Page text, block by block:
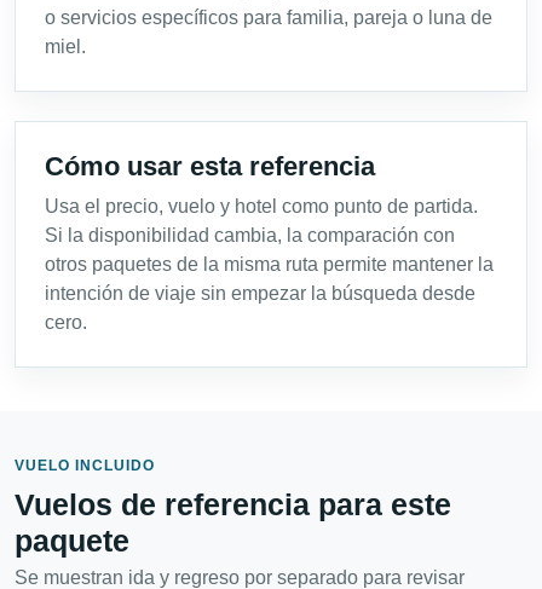
o servicios específicos para familia, pareja o luna de
miel.
Cómo usar esta referencia
Usa el precio, vuelo y hotel como punto de partida.
Si la disponibilidad cambia, la comparación con
otros paquetes de la misma ruta permite mantener la
intención de viaje sin empezar la búsqueda desde
cero.
VUELO INCLUIDO
Vuelos de referencia para este
paquete
Se muestran ida y regreso por separado para revisar